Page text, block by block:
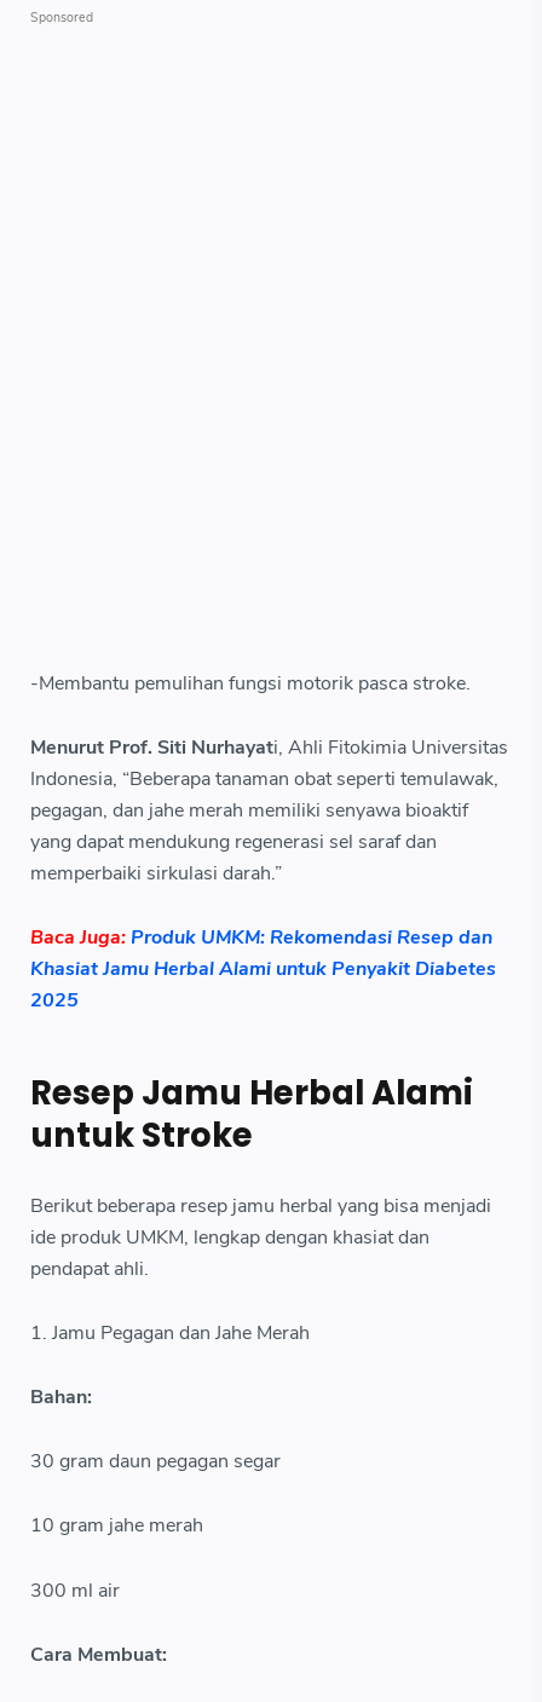
-Membantu pemulihan fungsi motorik pasca stroke.
Menurut Prof. Siti Nurhayati, Ahli Fitokimia Universitas
Indonesia, “Beberapa tanaman obat seperti temulawak,
pegagan, dan jahe merah memiliki senyawa bioaktif
yang dapat mendukung regenerasi sel saraf dan
memperbaiki sirkulasi darah.”
Baca Juga: Produk UMKM: Rekomendasi Resep dan
Khasiat Jamu Herbal Alami untuk Penyakit Diabetes
2025
Resep Jamu Herbal Alami
untuk Stroke
Berikut beberapa resep jamu herbal yang bisa menjadi
ide produk UMKM, lengkap dengan khasiat dan
pendapat ahli.
1. Jamu Pegagan dan Jahe Merah
Bahan:
30 gram daun pegagan segar
10 gram jahe merah
300 ml air
Cara Membuat: